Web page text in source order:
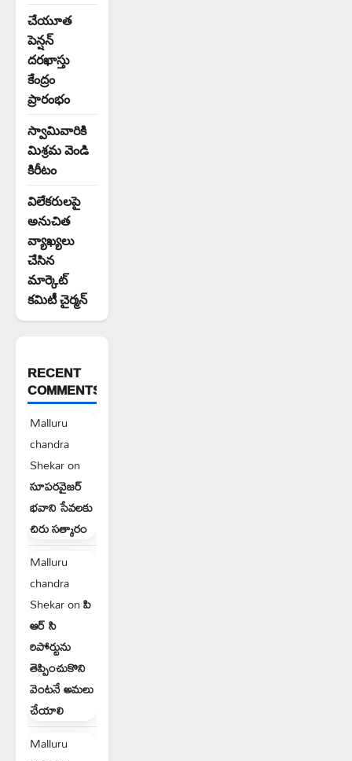
చేయూత
పెన్షన్
దరఖాస్తు
కేంద్రం
ప్రారంభం
స్వామివారికి
మిశ్రమ వెండి
కిరీటం
విలేకరులపై
అనుచిత
వ్యాఖ్యలు
చేసిన
మార్కెట్
కమిటీ చైర్మన్‌
RECENT
COMMENTS
Malluru
chandra
Shekaron
సూపరవైజర్
భవాని సేవలకు
చిరు సత్కారం
Malluru
chandra
Shekaronపి
ఆర్ సి
రిపోర్టును
తెప్పించుకొని
వెంటనే అమలు
చేయాలి
Malluru